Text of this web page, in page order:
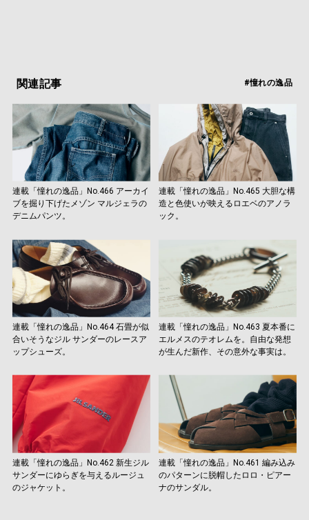
関連記事 #憧れの逸品
連載「憧れの逸品」No.466 アーカイ
ブを掘り下げたメゾン マルジェラの
デニムパンツ。
連載「憧れの逸品」No.465 大胆な構
造と色使いが映えるロエベのアノラ
ック。
連載「憧れの逸品」No.464 石畳が似
合いそうなジル サンダーのレースア
ップシューズ。
連載「憧れの逸品」No.463 夏本番に
エルメスのテオレムを。自由な発想
が生んだ新作、その意外な事実は。
連載「憧れの逸品」No.462 新生ジル
サンダーにゆらぎを与えるルージュ
のジャケット。
連載「憧れの逸品」No.461 編み込み
のパターンに脱帽したロロ・ピアー
ナのサンダル。